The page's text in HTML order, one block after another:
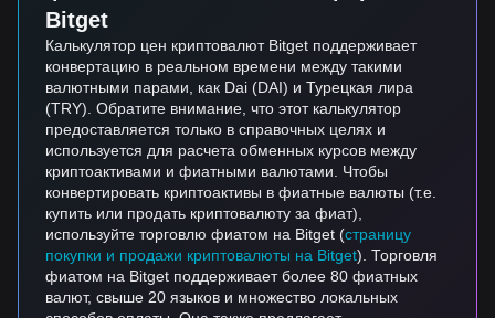
Bitget
Калькулятор цен криптовалют Bitget поддерживает
конвертацию в реальном времени между такими
валютными парами, как Dai (DAI) и Турецкая лира
(TRY). Обратите внимание, что этот калькулятор
предоставляется только в справочных целях и
используется для расчета обменных курсов между
криптоактивами и фиатными валютами. Чтобы
конвертировать криптоактивы в фиатные валюты (т.е.
купить или продать криптовалюту за фиат),
используйте торговлю фиатом на Bitget (страницу
покупки и продажи криптовалюты на Bitget). Торговля
фиатом на Bitget поддерживает более 80 фиатных
валют, свыше 20 языков и множество локальных